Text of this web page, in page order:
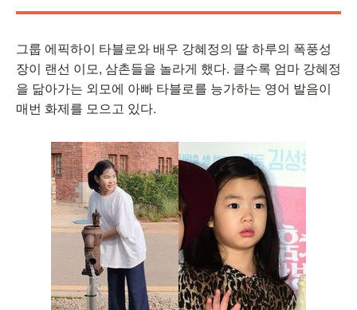
그룹 에픽하이 타블로와 배우 강혜정의 딸 하루의 폭풍성
장이 랜선 이모, 삼촌들을 놀라게 했다. 클수록 엄마 강혜정
을 닮아가는 외모에 아빠 타블로를 능가하는 영어 발음이
매번 화제를 모으고 있다.